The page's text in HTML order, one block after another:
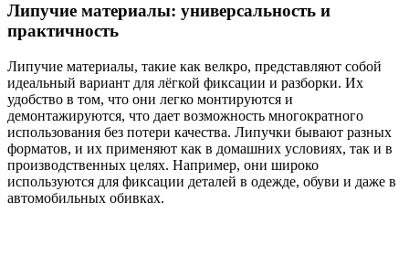
Липучие материалы: универсальность и
практичность
Липучие материалы, такие как велкро, представляют собой
идеальный вариант для лёгкой фиксации и разборки. Их
удобство в том, что они легко монтируются и
демонтажируются, что дает возможность многократного
использования без потери качества. Липучки бывают разных
форматов, и их применяют как в домашних условиях, так и в
производственных целях. Например, они широко
используются для фиксации деталей в одежде, обуви и даже в
автомобильных обивках.